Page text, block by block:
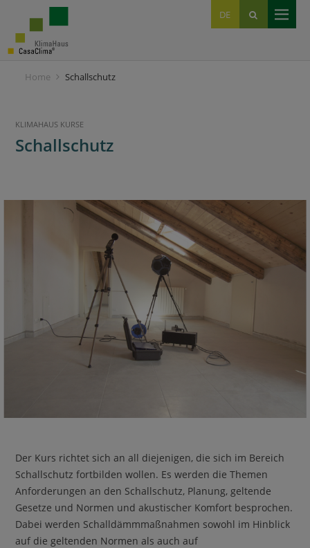
DE
IT
EN
Home Schallschutz
KLIMAHAUS KURSE
Schallschutz
Der Kurs richtet sich an all diejenigen, die sich im Bereich
Schallschutz fortbilden wollen. Es werden die Themen
Anforderungen an den Schallschutz, Planung, geltende
Gesetze und Normen und akustischer Komfort besprochen.
Dabei werden Schalldämmmaßnahmen sowohl im Hinblick
auf die geltenden Normen als auch auf